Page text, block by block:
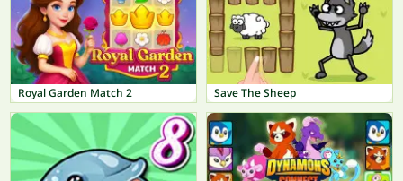
Royal Garden Match 2 Save The Sheep